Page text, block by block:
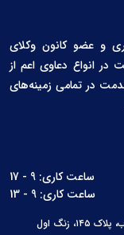
و عضو کانون وکلای
در انواع دعاوی اعم از
در تمامی زمینه‌های
ساعت کاری: 9 - 17
ساعت کاری: 9 - 13
زنگ اول